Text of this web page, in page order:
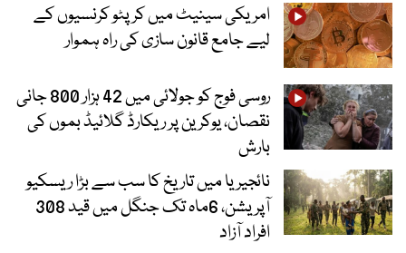
امریکی سینیٹ میں کرپٹو کرنسیوں کے
لیے جامع قانون سازی کی راہ ہموار
روسی فوج کو جولائی میں 42 ہزار 800 جانی
نقصان، یوکرین پر ریکارڈ گلائیڈ بموں کی
بارش
نائجیریا میں تاریخ کا سب سے بڑا ریسکیو
آپریشن، 6ماہ تک جنگل میں قید 308
افراد آزاد